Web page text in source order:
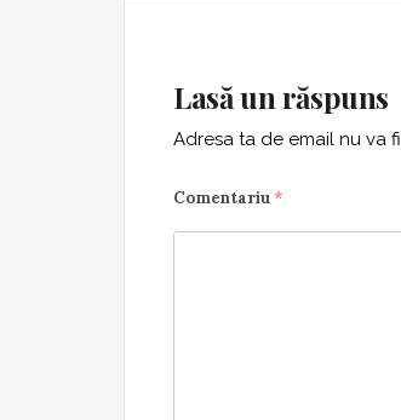
Lasă un răspuns
Adresa ta de email nu va
Comentariu *